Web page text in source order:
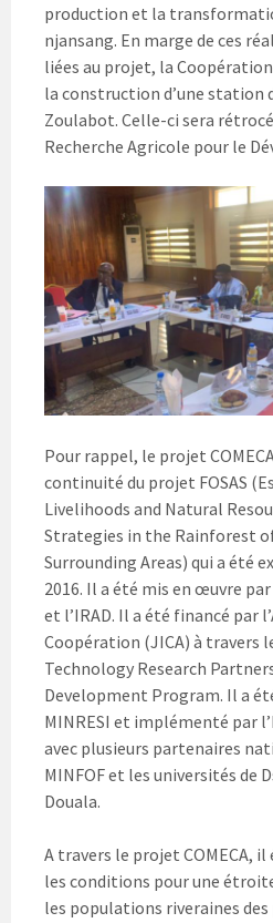
production et la
njansang. En marge de ces
liées au projet, la
la construction d’une station
Zoulabot. Celle-ci sera
Recherche Agricole pour le
Pour rappel, le projet
continuité du projet FOSAS
Livelihoods and Natural
Strategies in the Rainforest
Surrounding Areas) qui a été
2016. Il a été mis en œuvre par
et l’IRAD. Il a été financé par
Coopération (JICA) à travers
Technology Research
Development Program. Il a
MINRESI et implémenté par
avec plusieurs partenaires
MINFOF et les universités de
Douala.
A travers le projet COMECA,
les conditions pour une
les populations riveraines